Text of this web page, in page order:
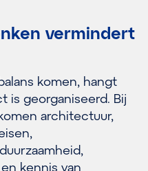
vermindert
komen, hangt
is georganiseerd. Bij
architectuur,
kennis van